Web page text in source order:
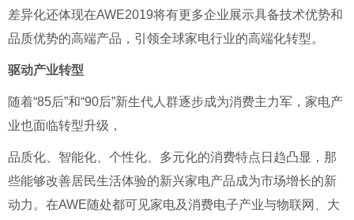
差异化还体现在AWE2019将有更多企业展示具备技术优势和
品质优势的高端产品，引领全球家电行业的高端化转型。
驱动产业转型
随着“85后”和“90后”新生代人群逐步成为消费主力军，家电产
业也面临转型升级，
品质化、智能化、个性化、多元化的消费特点日趋凸显，那
些能够改善居民生活体验的新兴家电产品成为市场增长的新
动力。在AWE随处都可见家电及消费电子产业与物联网、大